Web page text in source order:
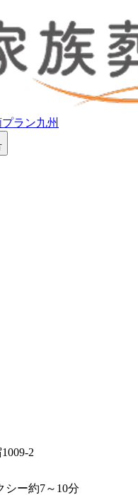
ラン九州
2
シー約7～10分